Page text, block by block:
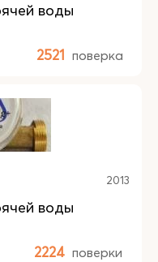
воды
2521 поверка
2013
воды
2224 поверки